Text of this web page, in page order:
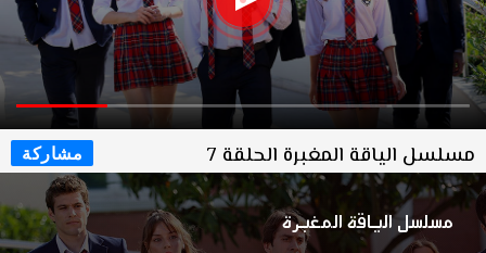
مسلسل الياقة المغبرة الحلقة 7 مشاركة
مسلسل الياقة المغبرة